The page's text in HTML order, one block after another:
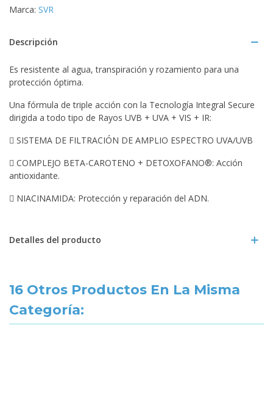
Marca: SVR
Descripción
Es resistente al agua, transpiración y rozamiento para una
protección óptima.
Una fórmula de triple acción con la Tecnología Integral Secure
dirigida a todo tipo de Rayos UVB + UVA + VIS + IR:
 SISTEMA DE FILTRACIÓN DE AMPLIO ESPECTRO UVA/UVB
 COMPLEJO BETA-CAROTENO + DETOXOFANO®: Acción
antioxidante.
 NIACINAMIDA: Protección y reparación del ADN.
Detalles del producto
16 Otros Productos En La Misma
Categoría: